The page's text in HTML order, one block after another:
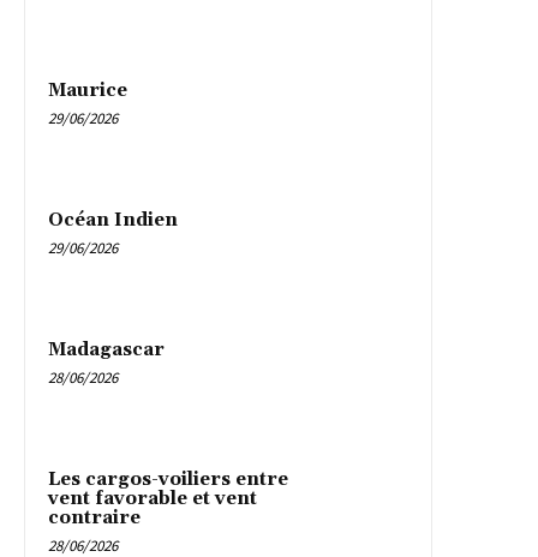
Maurice
29/06/2026
Océan Indien
29/06/2026
Madagascar
28/06/2026
Les cargos-voiliers entre
vent favorable et vent
contraire
28/06/2026